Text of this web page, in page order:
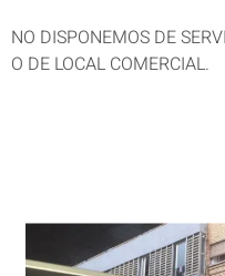
NO DISPONEMOS DE
O DE LOCAL COMERCIAL.